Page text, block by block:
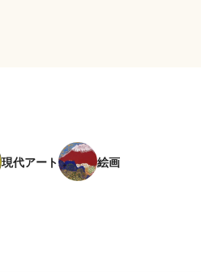
現代アート 絵画